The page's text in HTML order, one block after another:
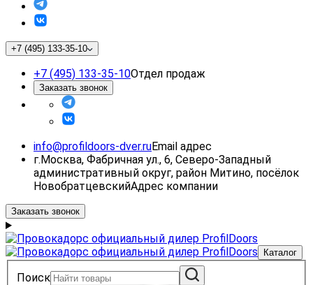
+7 (495) 133-35-10
+7 (495) 133-35-10Отдел продаж
Заказать звонок
info@profildoors-dver.ruEmail адрес
г.Москва, Фабричная ул., 6, Северо-Западный
административный округ, район Митино, посёлок
НовобратцевскийАдрес компании
Заказать звонок
Каталог
Поиск